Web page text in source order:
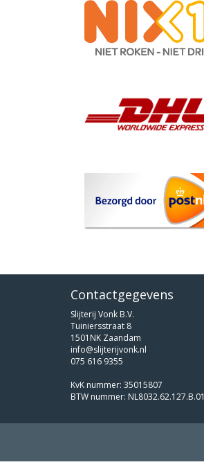
Contactgegevens
Slijterij Vonk B.V.
Tuiniersstraat 8
1501NK Zaandam
info@slijterijvonk.nl
075 616 9355
KvK nummer: 35015807
BTW nummer: NL8032.62.127.B.01